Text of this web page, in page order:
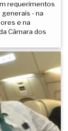
requerimentos
- na
e na
Câmara dos